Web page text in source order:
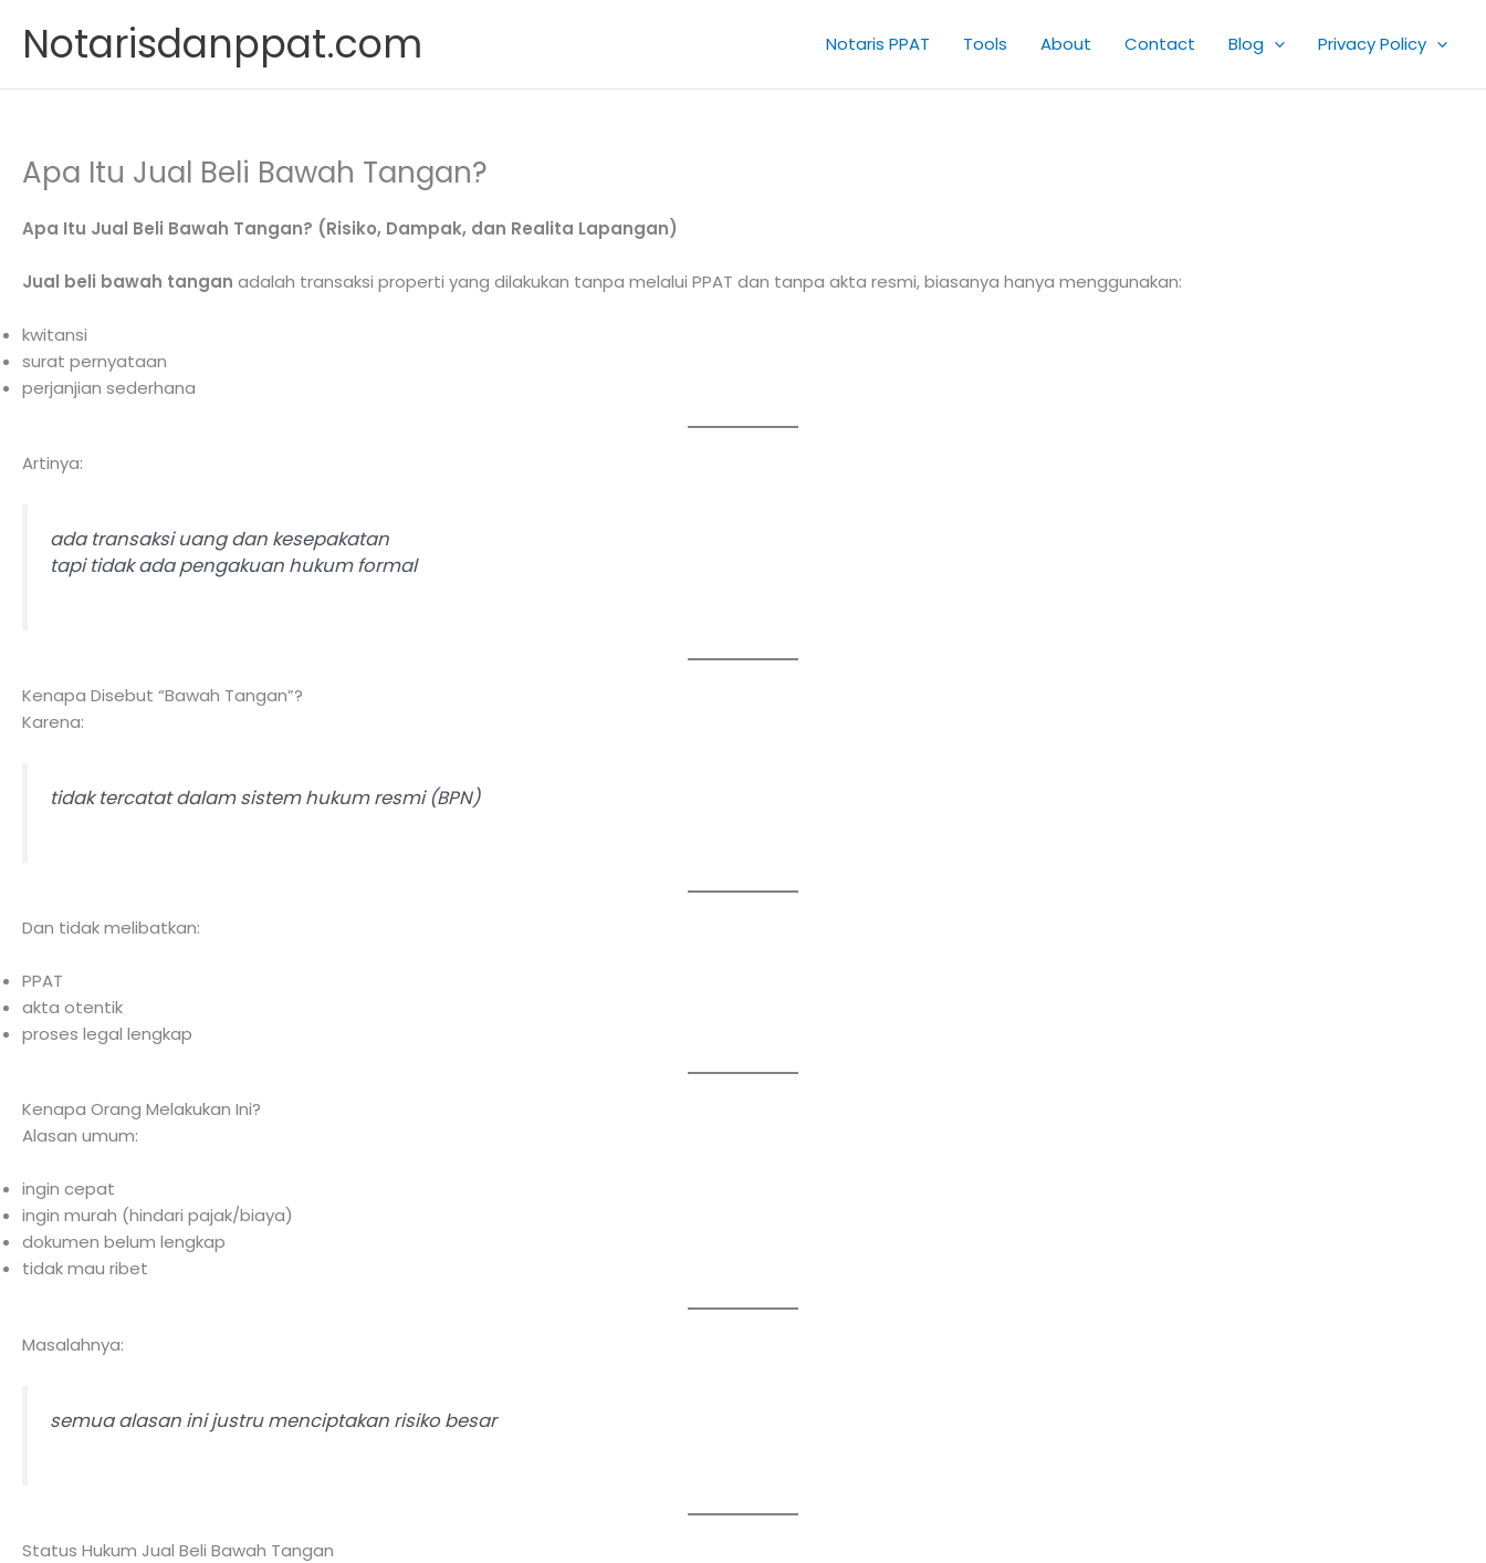
content
Notarisdanppat.com Notaris PPAT Tools About Contact Blog Privacy Policy
Apa Itu Jual Beli Bawah Tangan?
Apa Itu Jual Beli Bawah Tangan? (Risiko, Dampak, dan Realita Lapangan)
Jual beli bawah tangan adalah transaksi properti yang dilakukan tanpa melalui PPAT dan tanpa akta resmi, biasanya hanya menggunakan:
kwitansi
surat pernyataan
perjanjian sederhana
Artinya:
ada transaksi uang dan kesepakatan
tapi tidak ada pengakuan hukum formal
Kenapa Disebut “Bawah Tangan”?
Karena:
tidak tercatat dalam sistem hukum resmi (BPN)
Dan tidak melibatkan:
PPAT
akta otentik
proses legal lengkap
Kenapa Orang Melakukan Ini?
Alasan umum:
ingin cepat
ingin murah (hindari pajak/biaya)
dokumen belum lengkap
tidak mau ribet
Masalahnya:
semua alasan ini justru menciptakan risiko besar
Status Hukum Jual Beli Bawah Tangan